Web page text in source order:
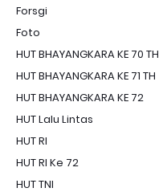
Forsgi
Foto
HUT BHAYANGKARA KE 70 TH
HUT BHAYANGKARA KE 71 TH
HUT BHAYANGKARA KE 72
HUT Lalu Lintas
HUT RI
HUT RI Ke 72
HUT TNI